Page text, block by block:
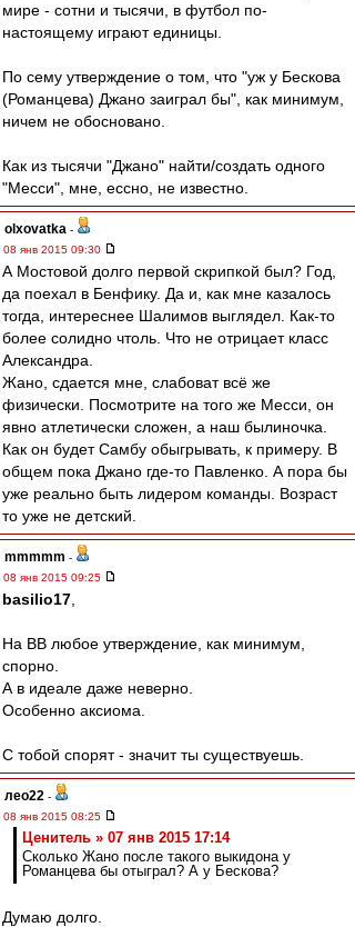
мире - сотни и тысячи, в футбол по-
настоящему играют единицы.
По сему утверждение о том, что "уж у Бескова
(Романцева) Джано заиграл бы", как минимум,
ничем не обосновано.
Как из тысячи "Джано" найти/создать одного
"Месси", мне, ессно, не известно.
olxovatka -
08 янв 2015 09:30
А Мостовой долго первой скрипкой был? Год,
да поехал в Бенфику. Да и, как мне казалось
тогда, интереснее Шалимов выглядел. Как-то
более солидно чтоль. Что не отрицает класс
Александра.
Жано, сдается мне, слабоват всё же
физически. Посмотрите на того же Месси, он
явно атлетически сложен, а наш былиночка.
Как он будет Самбу обыгрывать, к примеру. В
общем пока Джано где-то Павленко. А пора бы
уже реально быть лидером команды. Возраст
то уже не детский.
mmmmm -
08 янв 2015 09:25
basilio17
На ВВ любое утверждение, как минимум,
спорно.
А в идеале даже неверно.
Особенно аксиома.
С тобой спорят - значит ты существуешь.
лео22 -
08 янв 2015 08:25
Ценитель » 07 янв 2015 17:14
Сколько Жано после такого выкидона у
Романцева бы отыграл? А у Бескова?
Думаю долго.